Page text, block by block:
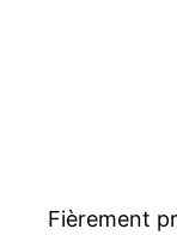
Fièrement